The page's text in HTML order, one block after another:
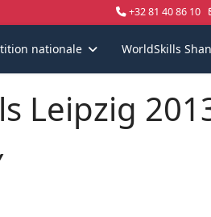
+32 81 40 86 10
nationale WorldSkills
Leipzig